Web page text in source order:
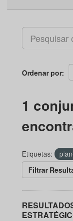
Ordenar por
1
Etiquetas:
Filtrar